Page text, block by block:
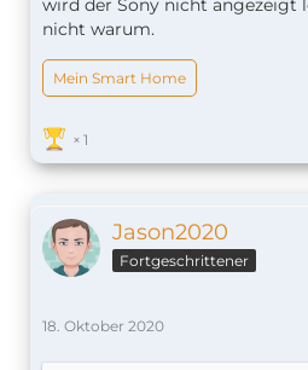
wird der Sony nicht angezeigt
nicht warum.
Mein Smart Home
1
Jason2020
Fortgeschrittener
18. Oktober 2020